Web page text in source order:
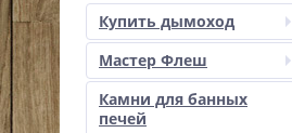
Купить дымоход
Мастер Флеш
Камни для банных
печей